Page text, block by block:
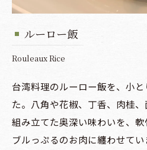
ルーロー飯
Rouleaux Rice
台湾料理のルーロー飯を、小
た。八角や花椒、丁香、肉桂
組み立てた奥深い味わいを、
ブルっぷるのお肉に纏わせて